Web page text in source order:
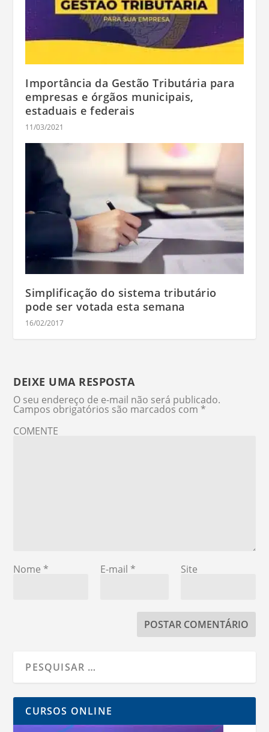
Importância da Gestão Tributária para
empresas e órgãos municipais,
estaduais e federais
11/03/2021
Simplificação do sistema tributário
pode ser votada esta semana
16/02/2017
DEIXE UMA RESPOSTA
O seu endereço de e-mail não será publicado.
Campos obrigatórios são marcados com *
COMENTE
Nome * E-mail * Site
CURSOS ONLINE